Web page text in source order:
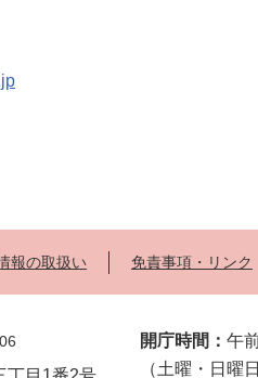
報の取扱い 免責事項・リンク
開庁時間： 午
（土曜・日曜